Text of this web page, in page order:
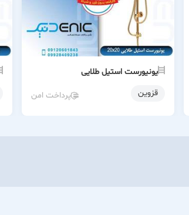
یونیورست استیل طلایی
قزوین
پرداخت امن